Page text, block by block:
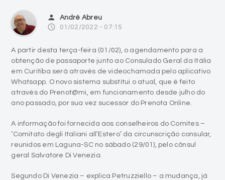
person André Abreu
access_time 01/02/2022 - 07:15
A partir desta terça-feira (01/02), o agendamento para a
obtenção de passaporte junto ao Consulado Geral da Itália
em Curitiba será através de videochamada pelo aplicativo
Whatsapp. O novo sistema substitui o atual, que é feito
através do Prenot@mi, em funcionamento desde julho do
ano passado, por sua vez sucessor do Prenota Online.
A informação foi fornecida aos conselheiros do Comites –
‘Comitato degli Italiani all’Estero’ da circunscrição consular,
reunidos em Laguna-SC no sábado (29/01), pelo cônsul
geral Salvatore Di Venezia.
Segundo Di Venezia – explica Petruzziello – a mudança, já